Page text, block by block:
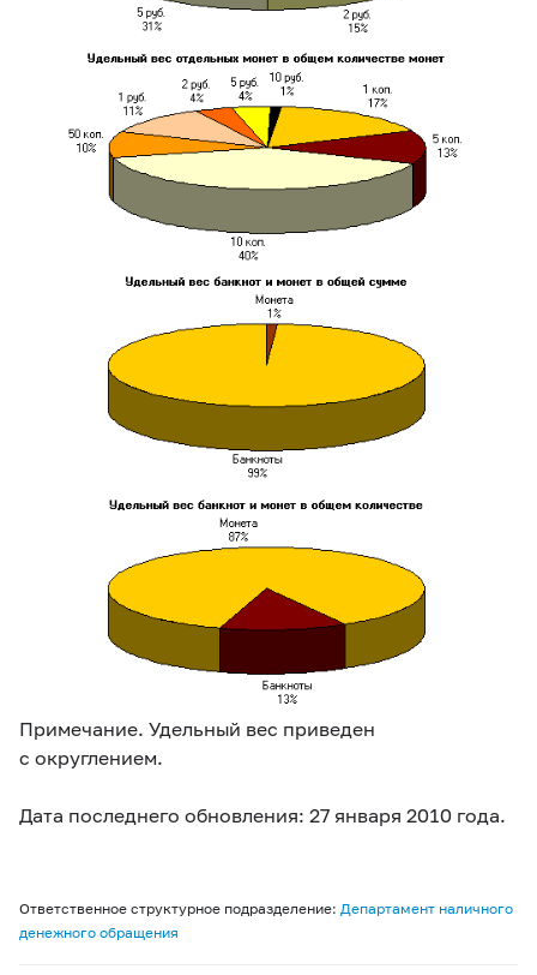
Примечание. Удельный вес приведен
с округлением.
Дата последнего обновления: 27 января 2010 года.
Ответственное структурное подразделение: Департамент наличного
денежного обращения